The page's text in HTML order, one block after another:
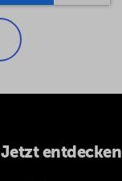
Jetzt entdecken